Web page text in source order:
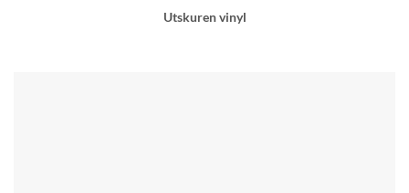
Utskuren vinyl